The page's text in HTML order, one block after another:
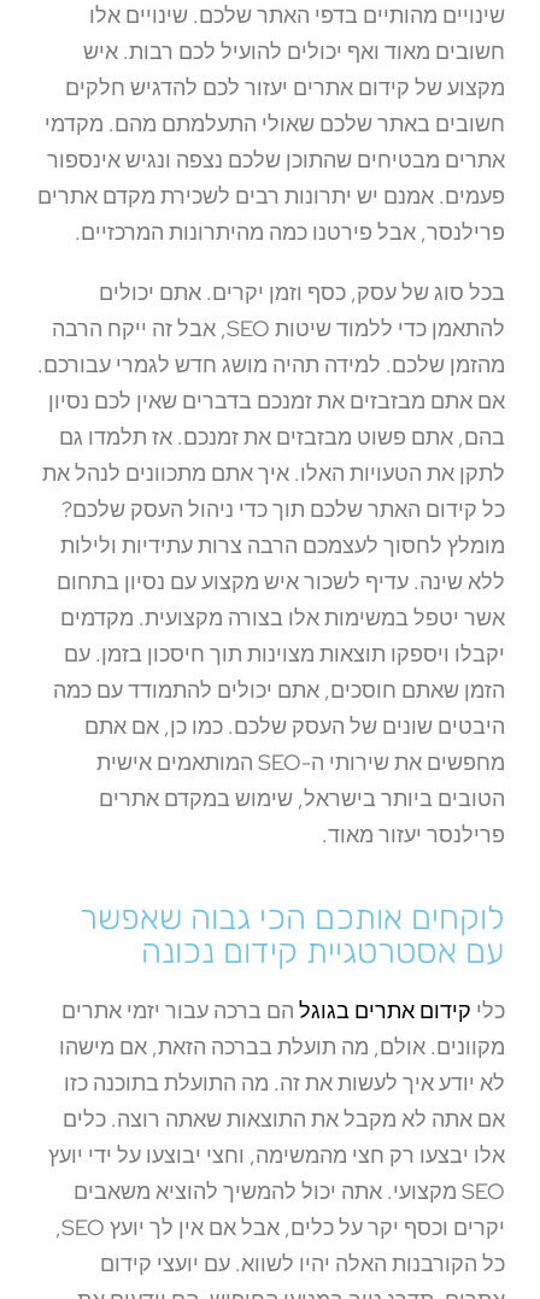
שינויים מהותיים בדפי האתר שלכם. שינויים אלו
חשובים מאוד ואף יכולים להועיל לכם רבות. איש
מקצוע של קידום אתרים יעזור לכם להדגיש חלקים
חשובים באתר שלכם שאולי התעלמתם מהם. מקדמי
אתרים מבטיחים שהתוכן שלכם נצפה ונגיש אינספור
פעמים. אמנם יש יתרונות רבים לשכירת מקדם אתרים
פרילנסר, אבל פירטנו כמה מהיתרונות המרכזיים.
בכל סוג של עסק, כסף וזמן יקרים. אתם יכולים
להתאמן כדי ללמוד שיטות SEO, אבל זה ייקח הרבה
מהזמן שלכם. למידה תהיה מושג חדש לגמרי עבורכם.
אם אתם מבזבזים את זמנכם בדברים שאין לכם נסיון
בהם, אתם פשוט מבזבזים את זמנכם. אז תלמדו גם
לתקן את הטעויות האלו. איך אתם מתכוונים לנהל את
כל קידום האתר שלכם תוך כדי ניהול העסק שלכם?
מומלץ לחסוך לעצמכם הרבה צרות עתידיות ולילות
ללא שינה. עדיף לשכור איש מקצוע עם נסיון בתחום
אשר יטפל במשימות אלו בצורה מקצועית. מקדמים
יקבלו ויספקו תוצאות מצוינות תוך חיסכון בזמן. עם
הזמן שאתם חוסכים, אתם יכולים להתמודד עם כמה
היבטים שונים של העסק שלכם. כמו כן, אם אתם
מחפשים את שירותי ה-SEO המותאמים אישית
הטובים ביותר בישראל, שימוש במקדם אתרים
פרילנסר יעזור מאוד.
לוקחים אותכם הכי גבוה שאפשר
עם אסטרטגיית קידום נכונה
כלי קידום אתרים בגוגל הם ברכה עבור יזמי אתרים
מקוונים. אולם, מה תועלת בברכה הזאת, אם מישהו
לא יודע איך לעשות את זה. מה התועלת בתוכנה כזו
אם אתה לא מקבל את התוצאות שאתה רוצה. כלים
אלו יבצעו רק חצי מהמשימה, וחצי יבוצעו על ידי יועץ
SEO מקצועי. אתה יכול להמשיך להוציא משאבים
יקרים וכסף יקר על כלים, אבל אם אין לך יועץ SEO,
כל הקורבנות האלה יהיו לשווא. עם יועצי קידום